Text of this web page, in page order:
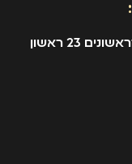
מגדל מילניה, קומה 18 רחוב שד' הראשונים 23 ראשון